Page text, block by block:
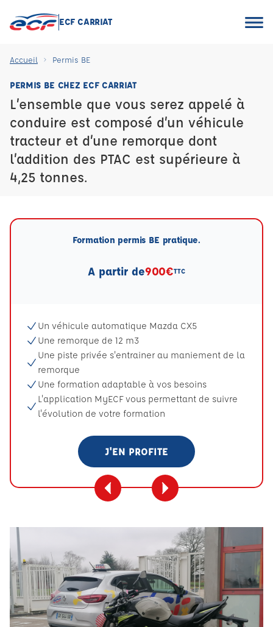
ECF CARRIAT
Accueil Permis BE
PERMIS BE CHEZ ECF CARRIAT
L’ensemble que vous serez appelé à
conduire est composé d’un véhicule
tracteur et d’une remorque dont
l’addition des PTAC est supérieure à
4,25 tonnes.
Formation permis BE pratique.
A partir de900€TTC
Un véhicule automatique Mazda CX5
Une remorque de 12 m3
Une piste privée s'entrainer au maniement de la
remorque
Une formation adaptable à vos besoins
L'application MyECF vous permettant de suivre
l'évolution de votre formation
J'EN PROFITE